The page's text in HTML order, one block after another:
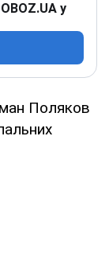
у
Поляков